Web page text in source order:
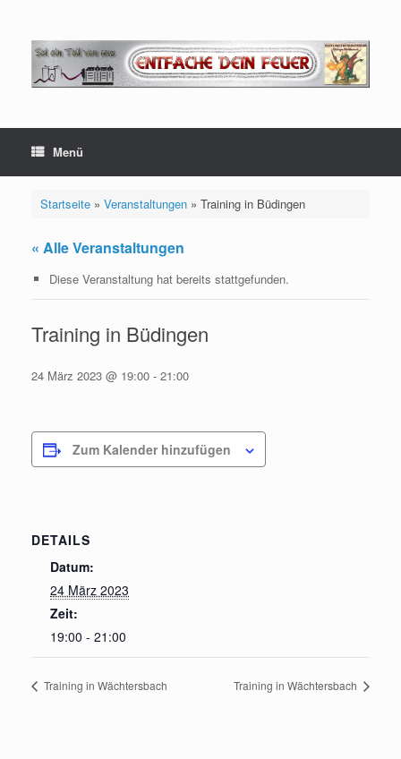
springen
Menü
Startseite» Veranstaltungen» Training in Büdingen
« Alle Veranstaltungen
Diese Veranstaltung hat bereits stattgefunden.
Training in Büdingen
24 März 2023 @ 19:00 - 21:00
Zum Kalender hinzufügen
DETAILS
Datum:
24 März 2023
Zeit:
19:00 - 21:00
Training in Wächtersbach Training in Wächtersbach